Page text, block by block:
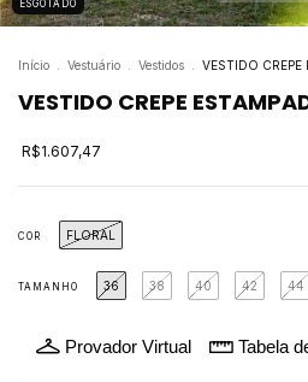
ESGOTADO
Início Vestuário Vestidos VESTIDO CREPE
VESTIDO CREPE
R$1.607,47
COR FLORAL
TAMANHO 36 38 40 42 44
Provador Virtual Tabela